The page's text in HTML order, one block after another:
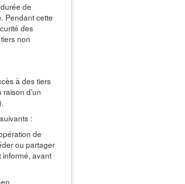
de
Pendant cette
des
non
à des tiers
d’un
:
de
ou partager
informé, avant